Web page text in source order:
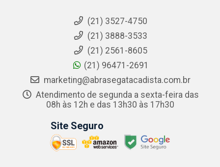
(21) 3527-4750
(21) 3888-3533
(21) 2561-8605
(21) 96471-2691
marketing@abrasegatacadista.com.br
Atendimento de segunda a sexta-feira das
08h às 12h e das 13h30 às 17h30
Site Seguro